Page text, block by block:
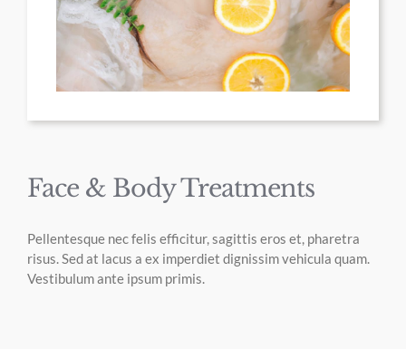
Face & Body Treatments
Pellentesque nec felis efficitur, sagittis eros et, pharetra
risus. Sed at lacus a ex imperdiet dignissim vehicula quam.
Vestibulum ante ipsum primis.